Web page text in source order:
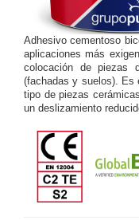
Adhesivo cementoso
aplicaciones más
colocación de piezas
(fachadas y suelos). Es
tipo de piezas
un deslizamiento